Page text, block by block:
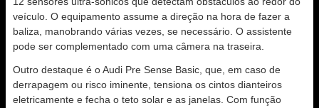
veículo. O equipamento assume a direção na hora de fazer a
baliza, manobrando várias vezes, se necessário. O assistente
pode ser complementado com uma câmera na traseira.
Outro destaque é o Audi Pre Sense Basic, que, em caso de
derrapagem ou risco iminente, tensiona os cintos dianteiros
eletricamente e fecha o teto solar e as janelas. Com função